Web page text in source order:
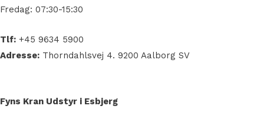
Fredag: 07:30-15:30
Tlf: +45 9634 5900
Adresse: Thorndahlsvej 4. 9200 Aalborg SV
Fyns Kran Udstyr i Esbjerg